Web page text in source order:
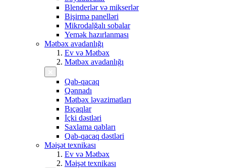
Blenderlər və mikserlər
Bişirmə panelləri
Mikrodalğalı sobalar
Yemək hazırlanması
Mətbəx avadanlığı
Ev və Mətbəx
Mətbəx avadanlığı
Qab-qacaq
Qənnadı
Mətbəx ləvazimatları
Bıçaqlar
İçki dəstləri
Saxlama qabları
Qab-qacaq dəstləri
Məişət texnikası
Ev və Mətbəx
Məişət texnikası